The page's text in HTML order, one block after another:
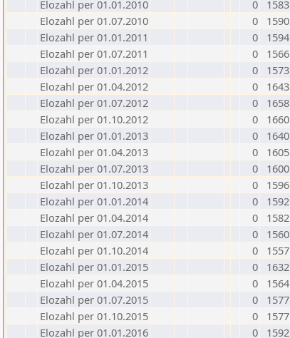
Elozahl per 01.01.2010
0
1583
Elozahl per 01.07.2010
0
1590
Elozahl per 01.01.2011
0
1594
Elozahl per 01.07.2011
0
1566
Elozahl per 01.01.2012
0
1573
Elozahl per 01.04.2012
0
1643
Elozahl per 01.07.2012
0
1658
Elozahl per 01.10.2012
0
1660
Elozahl per 01.01.2013
0
1640
Elozahl per 01.04.2013
0
1605
Elozahl per 01.07.2013
0
1600
Elozahl per 01.10.2013
0
1596
Elozahl per 01.01.2014
0
1592
Elozahl per 01.04.2014
0
1582
Elozahl per 01.07.2014
0
1560
Elozahl per 01.10.2014
0
1557
Elozahl per 01.01.2015
0
1632
Elozahl per 01.04.2015
0
1564
Elozahl per 01.07.2015
0
1577
Elozahl per 01.10.2015
0
1577
Elozahl per 01.01.2016
0
1592